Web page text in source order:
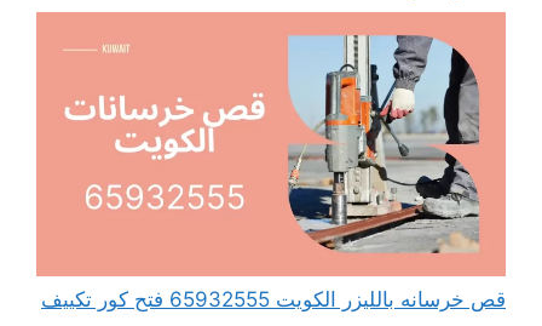
قص خرسانه بالليزر الكويت 65932555 فتح كور تكييف